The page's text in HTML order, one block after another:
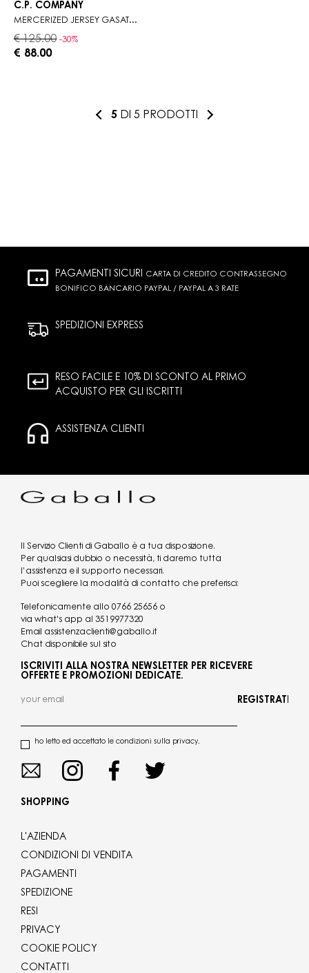
C.P. COMPANY
MERCERIZED JERSEY GASATO SHORT SLEEVE PATCH T-SHIRT
€ 125.00 -30%
€ 88.00
5 DI 5 PRODOTTI
PAGAMENTI SICURI CARTA DI CREDITO CONTRASSEGNO
BONIFICO BANCARIO PAYPAL / PAYPAL A 3 RATE
SPEDIZIONI EXPRESS
RESO FACILE E 10% DI SCONTO AL PRIMO
ACQUISTO PER GLI ISCRITTI
ASSISTENZA CLIENTI
Il Servizio Clienti di Gaballo è a tua disposizione.
Per qualsiasi dubbio o necessità, ti daremo tutta
l’assistenza e il supporto necessari.
Puoi scegliere la modalità di contatto che preferisci:
Telefonicamente allo 0766 25656 o
via what's app al 3519977320
Email assistenzaclienti@gaballo.it
Chat disponibile sul sito
ISCRIVITI ALLA NOSTRA NEWSLETTER PER RICEVERE
OFFERTE E PROMOZIONI DEDICATE.
ho letto ed accettato le condizioni sulla privacy.
REGISTRATI
SHOPPING
L'AZIENDA
CONDIZIONI DI VENDITA
PAGAMENTI
SPEDIZIONE
RESI
PRIVACY
COOKIE POLICY
CONTATTI